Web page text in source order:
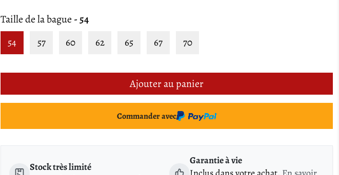
Taille de la bague - 54
54 57 60 62 65 67 70
Ajouter au panier
Commander avec
Stock très limité
Garantie à vie